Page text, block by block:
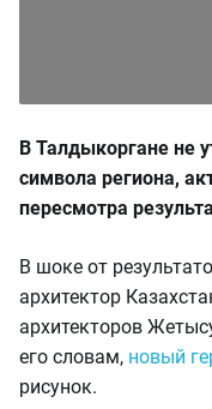
В Талдыкоргане не
символа региона,
пересмотра
В шоке от
архитектор
архитекторов
его словам, новый
рисунок.